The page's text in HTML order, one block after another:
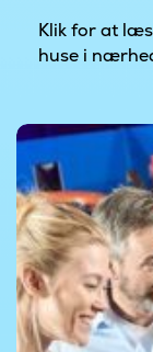
Klik for at
huse i